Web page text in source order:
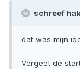
schreef
dat was mijn
Vergeet de